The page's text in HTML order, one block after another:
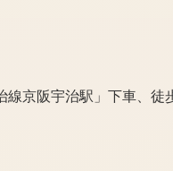
京阪宇治駅」下車、徒